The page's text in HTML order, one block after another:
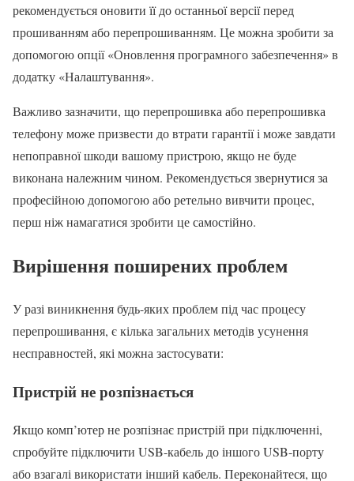
рекомендується оновити її до останньої версії перед
прошиванням або перепрошиванням. Це можна зробити за
допомогою опції «Оновлення програмного забезпечення» в
додатку «Налаштування».
Важливо зазначити, що перепрошивка або перепрошивка
телефону може призвести до втрати гарантії і може завдати
непоправної шкоди вашому пристрою, якщо не буде
виконана належним чином. Рекомендується звернутися за
професійною допомогою або ретельно вивчити процес,
перш ніж намагатися зробити це самостійно.
Вирішення поширених проблем
У разі виникнення будь-яких проблем під час процесу
перепрошивання, є кілька загальних методів усунення
несправностей, які можна застосувати:
Пристрій не розпізнається
Якщо комп’ютер не розпізнає пристрій при підключенні,
спробуйте підключити USB-кабель до іншого USB-порту
або взагалі використати інший кабель. Переконайтеся, що